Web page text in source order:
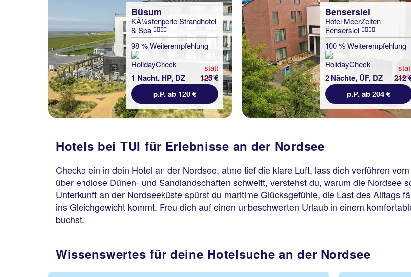
Büsum
KÃ¼stenperle Strandhotel
& Spa
98 % Weiterempfehlung
1 Nacht, HP, DZ
statt
125 €
p.P. ab 120 €
Bensersiel
Hotel MeerZeiten
Bensersiel
100 % Weiterempfehlung
2 Nächte, ÜF, DZ
212
p.P. ab 204 €
Hotels bei TUI für Erlebnisse an der Nordsee
Checke ein in dein Hotel an der Nordsee, atme tief die klare Luft, lass dich verführen
über endlose Dünen- und Sandlandschaften schweift, verstehst du, warum die Nordsee
Unterkunft an der Nordseeküste spürst du maritime Glücksgefühle, die Last des Alltags
ins Gleichgewicht kommt. Freu dich auf einen unbeschwerten Urlaub in einem
buchst.
Wissenswertes für deine Hotelsuche an der Nordsee